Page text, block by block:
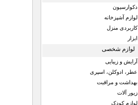
دکوارسیون
لوازم آشپزخانه
کاربردی منزل
ابزار
لوازم شخصی
آرایش و زیبایی
عطر، ادوکلن، اسپری
بهداشت و مراقبت
زیور آلات
لوازم کودک